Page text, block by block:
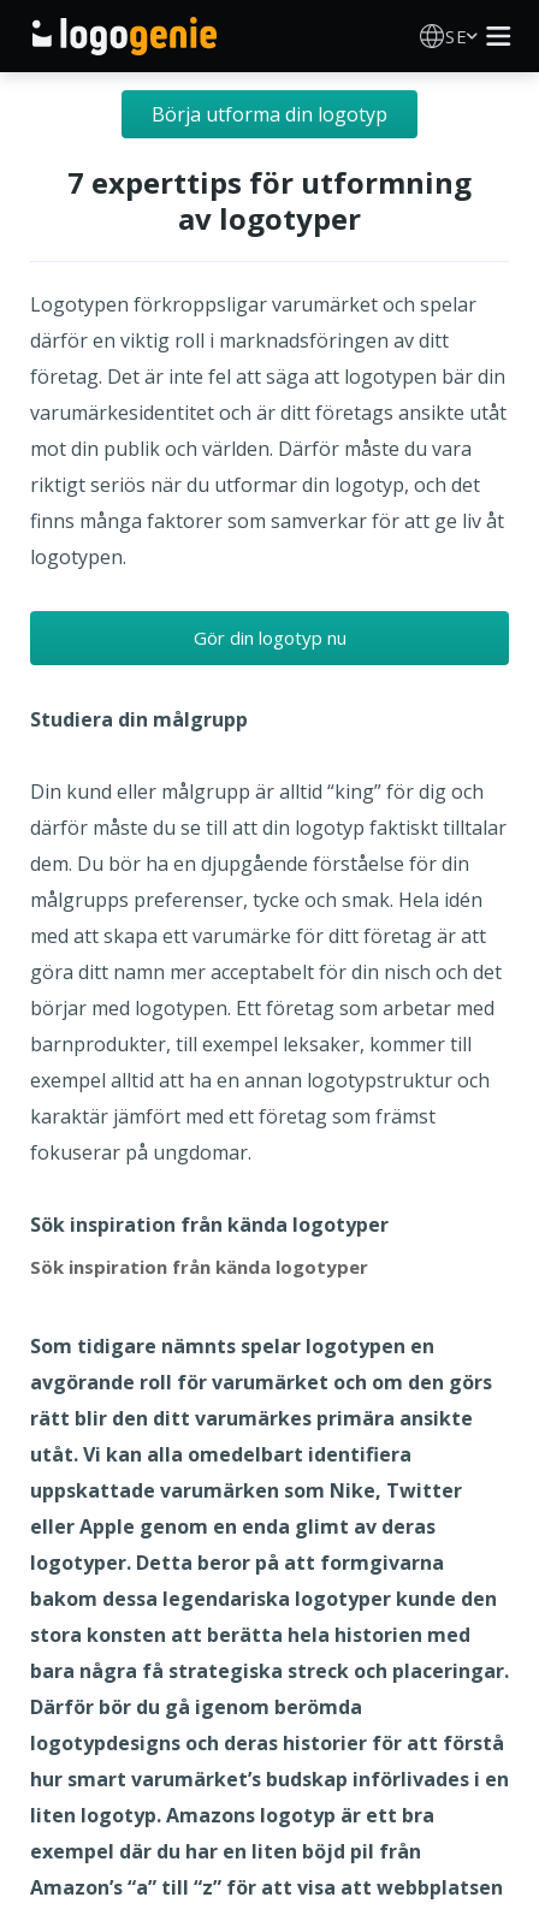
SE
Skapa Logotyp
AI logotypgenerator
Tryckta produkter
Om Oss
Blogg
LOGGA IN
Börja utforma din logotyp
7 experttips för utformning
av logotyper
Logotypen förkroppsligar varumärket och spelar
därför en viktig roll i marknadsföringen av ditt
företag. Det är inte fel att säga att logotypen bär din
varumärkesidentitet och är ditt företags ansikte utåt
mot din publik och världen. Därför måste du vara
riktigt seriös när du utformar din logotyp, och det
finns många faktorer som samverkar för att ge liv åt
logotypen.
Gör din logotyp nu
Studiera din målgrupp
Din kund eller målgrupp är alltid “king” för dig och
därför måste du se till att din logotyp faktiskt tilltalar
dem. Du bör ha en djupgående förståelse för din
målgrupps preferenser, tycke och smak. Hela idén
med att skapa ett varumärke för ditt företag är att
göra ditt namn mer acceptabelt för din nisch och det
börjar med logotypen. Ett företag som arbetar med
barnprodukter, till exempel leksaker, kommer till
exempel alltid att ha en annan logotypstruktur och
karaktär jämfört med ett företag som främst
fokuserar på ungdomar.
Sök inspiration från kända logotyper
Sök inspiration från kända logotyper
Som tidigare nämnts spelar logotypen en
avgörande roll för varumärket och om den görs
rätt blir den ditt varumärkes primära ansikte
utåt. Vi kan alla omedelbart identifiera
uppskattade varumärken som Nike, Twitter
eller Apple genom en enda glimt av deras
logotyper. Detta beror på att formgivarna
bakom dessa legendariska logotyper kunde den
stora konsten att berätta hela historien med
bara några få strategiska streck och placeringar.
Därför bör du gå igenom berömda
logotypdesigns och deras historier för att förstå
hur smart varumärket’s budskap införlivades i en
liten logotyp. Amazons logotyp är ett bra
exempel där du har en liten böjd pil från
Amazon’s “a” till “z” för att visa att webbplatsen